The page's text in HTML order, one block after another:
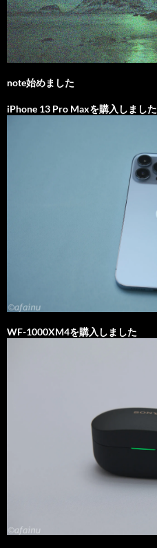
note始めました
iPhone 13 Pro Maxを購入しました
WF-1000XM4を購入しました